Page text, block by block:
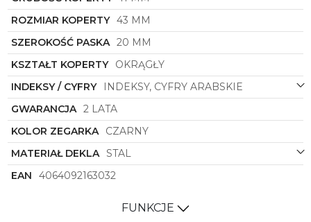
ROZMIAR KOPERTY 43 MM
SZEROKOŚĆ PASKA 20 MM
KSZTAŁT KOPERTY OKRĄGŁY
INDEKSY / CYFRY
INDEKSY, CYFRY ARABSKIE
GWARANCJA 2 LATA
KOLOR ZEGARKA CZARNY
MATERIAŁ DEKLA STAL
EAN
4064092163032
FUNKCJE